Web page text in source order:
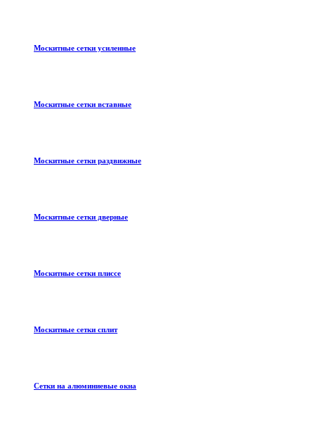
Москитные сетки усиленные
Москитные сетки вставные
Москитные сетки раздвижные
Москитные сетки дверные
Москитные сетки плиссе
Москитные сетки сплит
Сетки на алюминиевые окна